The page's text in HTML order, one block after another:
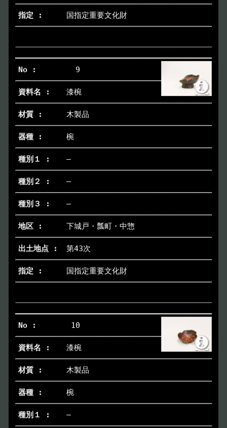
国指定重要文化財
9
漆椀
木製品
椀
―
―
―
下城戸・瓢町・中惣
第43次
国指定重要文化財
10
漆椀
木製品
椀
―